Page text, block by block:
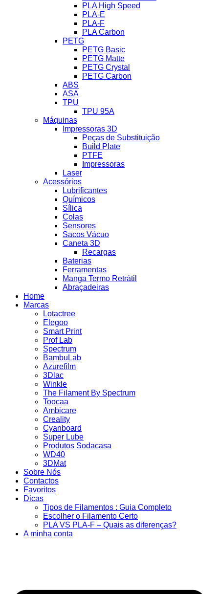
PLA High Speed
PLA-E
PLA-F
PLA Carbon
PETG
PETG Basic
PETG Matte
PETG Crystal
PETG Carbon
ABS
ASA
TPU
TPU 95A
Máquinas
Impressoras 3D
Peças de Substituição
Build Plate
PTFE
Impressoras
Laser
Acessórios
Lubrificantes
Químicos
Sílica
Colas
Sensores
Sacos Vácuo
Caneta 3D
Recargas
Baterias
Ferramentas
Manga Termo Retrátil
Abraçadeiras
Home
Marcas
Lotactree
Elegoo
Smart Print
Prof Lab
Spectrum
BambuLab
Azurefilm
3Dlac
Winkle
The Filament By Spectrum
Toocaa
Ambicare
Creality
Cyanboard
Super Lube
Produtos Sodacasa
WD40
3DMat
Sobre Nós
Contactos
Favoritos
Dicas
Tipos de Filamentos : Guia Completo
Escolher o Filamento Certo
PLA VS PLA-F – Quais as diferenças?
A minha conta